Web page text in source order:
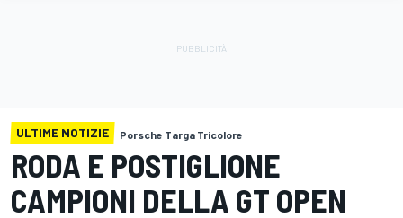
ULTIME NOTIZIE Porsche Targa Tricolore
RODA E POSTIGLIONE
CAMPIONI DELLA GT OPEN